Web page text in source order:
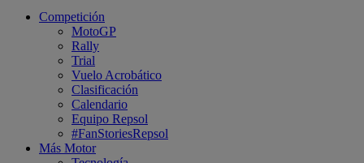
Competición
MotoGP
Rally
Trial
Vuelo Acrobático
Clasificación
Calendario
Equipo Repsol
#FanStoriesRepsol
Más Motor